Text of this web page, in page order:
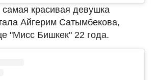
красивая девушка
Айгерим Сатымбекова,
"Мисс Бишкек" 22 года.